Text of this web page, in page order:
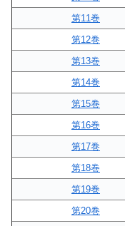
第11巻
第12巻
第13巻
第14巻
第15巻
第16巻
第17巻
第18巻
第19巻
第20巻